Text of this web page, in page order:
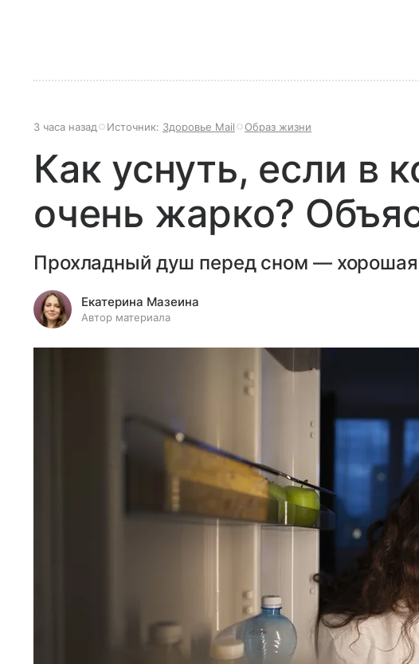
3 часа назад Источник: Здоровье Mail Образ жизни
Как уснуть, если в
очень жарко?
Прохладный душ перед сном —
Екатерина Мазеина
Автор материала